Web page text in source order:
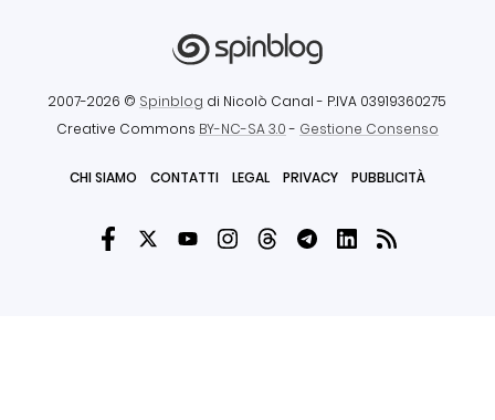
2007-2026 © Spinblog di Nicolò Canal - P.IVA 03919360275
Creative Commons BY-NC-SA 3.0- Gestione Consenso
CHI SIAMO CONTATTI LEGAL PRIVACY PUBBLICITÀ